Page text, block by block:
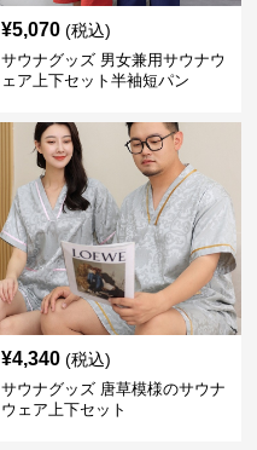
¥5,070 (税込)
サウナグッズ 男女兼用サウナウ
ェア上下セット半袖短パン
¥4,340 (税込)
サウナグッズ 唐草模様のサウナ
ウェア上下セット